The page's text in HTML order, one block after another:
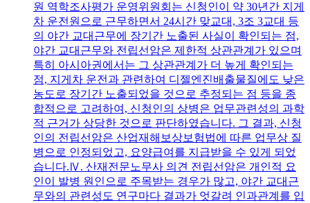
원 역학조사평가 운영위원회는 신청인이 약 30년간 지게
차 운전원으로 근무하면서 24시간 맞교대, 3조 3교대 등
의 야간 교대근무에 장기간 노출된 사실이 확인되는 점,
야간 교대근무와 전립선암은 제한적 상관관계가 있으며
특히 아시아권에서는 그 상관관계가 더 높게 확인되는
점, 지게차 운전과 관련하여 디젤엔진배출물질에도 낮은
농도로 장기간 노출되었을 것으로 추정되는 점 등을 종
합적으로 고려하여, 신청인의 상병은 업무관련성의 과학
적 근거가 상당한 것으로 판단하였습니다. 그 결과, 신청
인의 전립선암은 산업재해보상보험법에 따른 업무상 질
병으로 인정되었고, 요양급여를 지급받을 수 있게 되었
습니다.Ⅳ. 산재전문노무사 의견 전립선암은 개인적 요
인이 발병 원인으로 주목받는 경우가 많고, 야간 교대근
무와의 관련성도 연구마다 결과가 엇갈려 인과관계를 입